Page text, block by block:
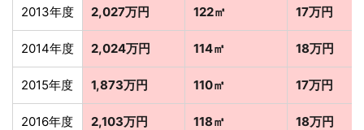
2013年度 2,027万円 122㎡ 17万円
2014年度 2,024万円 114㎡ 18万円
2015年度 1,873万円 110㎡ 17万円
2016年度 2,103万円 118㎡ 18万円